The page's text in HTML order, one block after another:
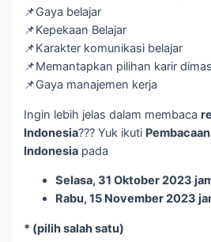
📌Gaya belajar
📌Kepekaan Belajar
📌Karakter komunikasi belajar
📌Memantapkan pilihan karir
📌Gaya manajemen kerja
Ingin lebih jelas dalam membaca
Indonesia??? Yuk ikuti
Indonesia pada
Selasa, 31 Oktober 2023
Rabu, 15 November 2023
* (pilih salah satu)